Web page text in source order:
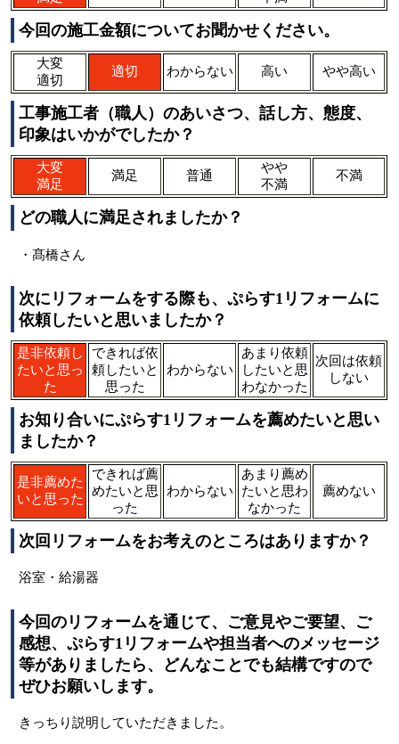
今回の施工金額についてお聞かせください。
大変
適切
適切 わからない 高い やや高い
工事施工者（職人）のあいさつ、話し方、態度、
印象はいかがでしたか？
大変
満足
満足 普通
やや
不満
不満
どの職人に満足されましたか？
・髙橋さん
次にリフォームをする際も、ぷらす1リフォームに
依頼したいと思いましたか？
是非依頼し
たいと思っ
た
できれば依
頼したいと
思った
わからない
あまり依頼
したいと思
わなかった
次回は依頼
しない
お知り合いにぷらす1リフォームを薦めたいと思い
ましたか？
是非薦めた
いと思った
できれば薦
めたいと思
った
わからない
あまり薦め
たいと思わ
なかった
薦めない
次回リフォームをお考えのところはありますか？
浴室・給湯器
今回のリフォームを通じて、ご意見やご要望、ご
感想、ぷらす1リフォームや担当者へのメッセージ
等がありましたら、どんなことでも結構ですので
ぜひお願いします。
きっちり説明していただきました。